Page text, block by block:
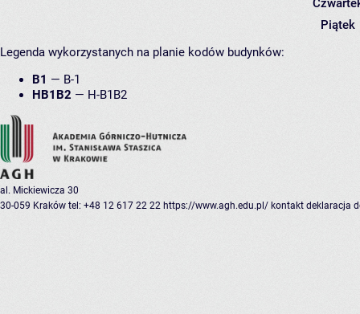
Piątek
Legenda wykorzystanych na planie kodów budynków:
B1 — B-1
HB1B2 — H-B1B2
al. Mickiewicza 30
30-059 Kraków tel: +48 12 617 22 22 https://www.agh.edu.pl/ kontakt deklaracja